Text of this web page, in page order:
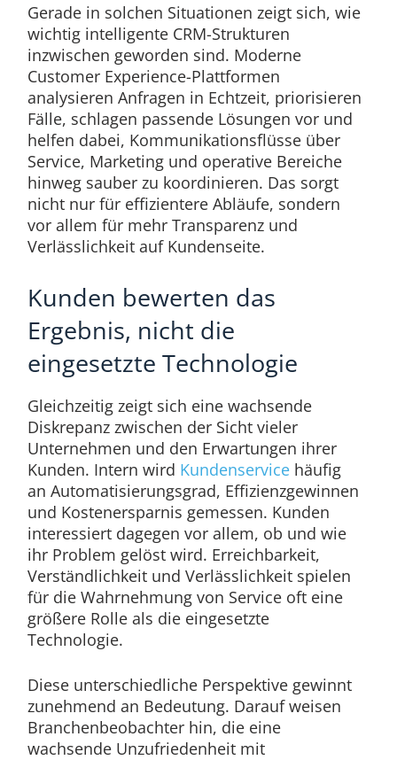
Gerade in solchen Situationen zeigt sich, wie
wichtig intelligente CRM-Strukturen
inzwischen geworden sind. Moderne
Customer Experience-Plattformen
analysieren Anfragen in Echtzeit, priorisieren
Fälle, schlagen passende Lösungen vor und
helfen dabei, Kommunikationsflüsse über
Service, Marketing und operative Bereiche
hinweg sauber zu koordinieren. Das sorgt
nicht nur für effizientere Abläufe, sondern
vor allem für mehr Transparenz und
Verlässlichkeit auf Kundenseite.
Kunden bewerten das
Ergebnis, nicht die
eingesetzte Technologie
Gleichzeitig zeigt sich eine wachsende
Diskrepanz zwischen der Sicht vieler
Unternehmen und den Erwartungen ihrer
Kunden. Intern wird Kundenservicehäufig
an Automatisierungsgrad, Effizienzgewinnen
und Kostenersparnis gemessen. Kunden
interessiert dagegen vor allem, ob und wie
ihr Problem gelöst wird. Erreichbarkeit,
Verständlichkeit und Verlässlichkeit spielen
für die Wahrnehmung von Service oft eine
größere Rolle als die eingesetzte
Technologie.
Diese unterschiedliche Perspektive gewinnt
zunehmend an Bedeutung. Darauf weisen
Branchenbeobachter hin, die eine
wachsende Unzufriedenheit mit